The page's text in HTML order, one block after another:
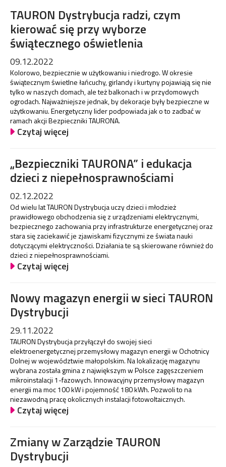
TAURON Dystrybucja radzi, czym
kierować się przy wyborze
świątecznego oświetlenia
09.12.2022
Kolorowo, bezpiecznie w użytkowaniu i niedrogo. W okresie
świątecznym świetlne łańcuchy, girlandy i kurtyny pojawiają się nie
tylko w naszych domach, ale też balkonach i w przydomowych
ogrodach. Najważniejsze jednak, by dekoracje były bezpieczne w
użytkowaniu. Energetyczny lider podpowiada jak o to zadbać w
ramach akcji Bezpieczniki TAURONA.
Czytaj więcej
„Bezpieczniki TAURONA” i edukacja
dzieci z niepełnosprawnościami
02.12.2022
Od wielu lat TAURON Dystrybucja uczy dzieci i młodzież
prawidłowego obchodzenia się z urządzeniami elektrycznymi,
bezpiecznego zachowania przy infrastrukturze energetycznej oraz
stara się zaciekawić je zjawiskami fizycznymi ze świata nauki
dotyczącymi elektryczności. Działania te są skierowane również do
dzieci z niepełnosprawnościami.
Czytaj więcej
Nowy magazyn energii w sieci TAURON
Dystrybucji
29.11.2022
TAURON Dystrybucja przyłączył do swojej sieci
elektroenergetycznej przemysłowy magazyn energii w Ochotnicy
Dolnej w województwie małopolskim. Na lokalizację magazynu
wybrana została gmina z największym w Polsce zagęszczeniem
mikroinstalacji 1-fazowych. Innowacyjny przemysłowy magazyn
energii ma moc 100 kW i pojemność 180 kWh. Pozwoli to na
niezawodną pracę okolicznych instalacji fotowoltaicznych.
Czytaj więcej
Zmiany w Zarządzie TAURON
Dystrybucji